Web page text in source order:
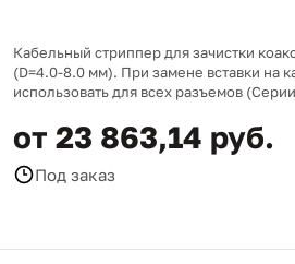
Кабельный стриппер для зачистки
(D=4.0-8.0 мм). При замене вставки на
использовать для всех разъемов
от 23 863,14 руб.
Под заказ